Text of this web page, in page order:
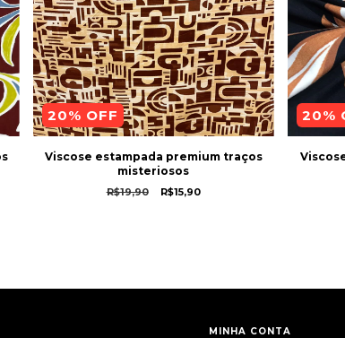
20% OFF
Viscose estampada premium traços
misteriosos
R$19,90 R$15,90
20%
MINHA CONTA